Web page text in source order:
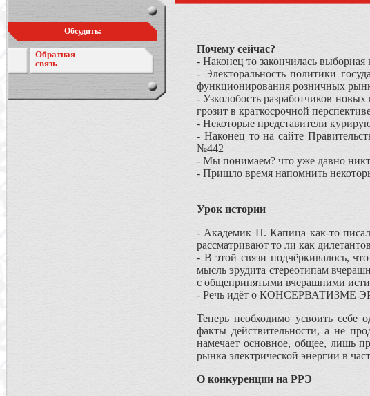
Обсудить:
Обратная
связь
Почему сейчас?
- Наконец то закончилась
- Электоральность политики
функционирования розничных
- Узколобость разработчиков
грозит в краткосрочной
- Некоторые представители
- Наконец то на сайте
№442
- Мы понимаем? что уже давно
- Пришло время напомнить
Урок истории
- Академик П. Капица как-то
рассматривают то ли как
- В этой связи подчёркивалось,
мысль эрудита стереотипам
с общепринятыми вчерашними
- Речь идёт о КОНСЕРВАТИЗМЕ
Теперь необходимо усвоить
факты действительности, а не
намечает основное, общее, лишь
рынка электрической энергии в
О конкуренции на РРЭ